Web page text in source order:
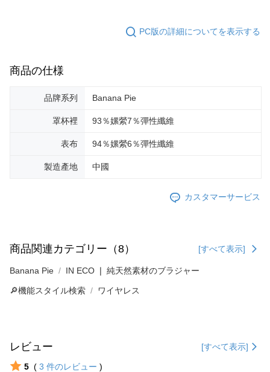
PC版の詳細についてを表示する
商品の仕様
品牌系列 Banana Pie
罩杯裡 93％嫘縈7％彈性纖維
表布 94％嫘縈6％彈性纖維
製造產地 中國
カスタマーサービス
商品関連カテゴリー（8） [すべて表示]
Banana Pie IN ECO ❘ 純天然素材のブラジャー
🔎機能スタイル検索 ワイヤレス
レビュー [すべて表示]
5 ( 3 件のレビュー )